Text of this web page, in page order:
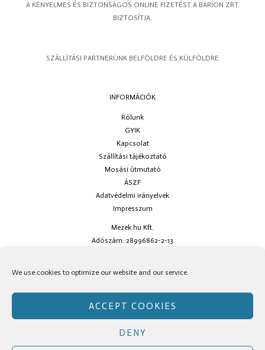
We use cookies to optimize our website and our service.
ACCEPT COOKIES
DENY
A KÉNYELMES ÉS BIZTONSÁGOS ONLINE FIZETÉST A BARION ZRT.
BIZTOSÍTJA.
SZÁLLÍTÁSI PARTNERÜNK BELFÖLDRE ÉS KÜLFÖLDRE
INFORMÁCIÓK
Rólunk
GYIK
Kapcsolat
Szállítási tájékoztató
Mosási útmutató
ÁSZF
Adatvédelmi irányelvek
Impresszum
Mezek.hu Kft.
Adószám: 28996862-2-13
social oldalainkon!
Copyright © Mezek.hu 2026 Mezek.hu